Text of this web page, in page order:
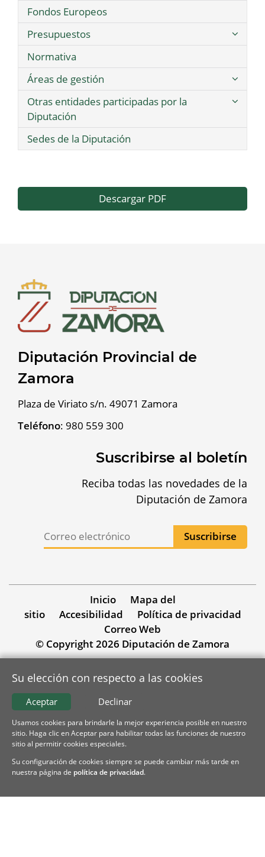
Fondos Europeos
Presupuestos
Normativa
Áreas de gestión
Otras entidades participadas por la
Diputación
Sedes de la Diputación
Descargar PDF
Diputación Provincial de
Zamora
Plaza de Viriato s/n. 49071 Zamora
Teléfono: 980 559 300
Suscribirse al boletín
Reciba todas las novedades de la
Diputación de Zamora
Inicio
Mapa del
sitio
Accesibilidad
Política de privacidad
Correo Web
© Copyright 2026 Diputación de Zamora
Su elección con respecto a las cookies
Declinar
Aceptar
Usamos cookies para brindarle la mejor experiencia posible en nuestro
sitio. Haga clic en Aceptar para habilitar todas las funciones de nuestro
sitio al permitir cookies especiales.
Su configuración de cookies siempre se puede cambiar más tarde en
nuestra página de política de privacidad.